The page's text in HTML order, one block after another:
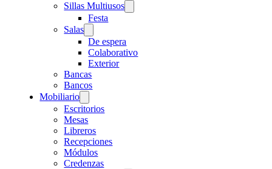
Sillas Multiusos
Festa
Salas
De espera
Colaborativo
Exterior
Bancas
Bancos
Mobiliario
Escritorios
Mesas
Libreros
Recepciones
Módulos
Credenzas